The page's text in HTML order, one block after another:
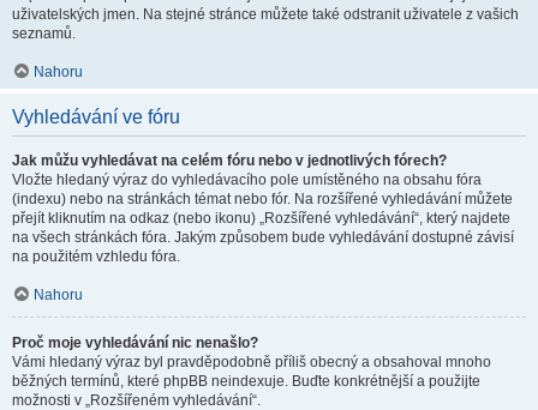
uživatelských jmen. Na stejné stránce můžete také odstranit uživatele z vašich
seznamů.
Nahoru
Vyhledávání ve fóru
Jak můžu vyhledávat na celém fóru nebo v jednotlivých fórech?
Vložte hledaný výraz do vyhledávacího pole umístěného na obsahu fóra
(indexu) nebo na stránkách témat nebo fór. Na rozšířené vyhledávání můžete
přejít kliknutím na odkaz (nebo ikonu) „Rozšířené vyhledávání“, který najdete
na všech stránkách fóra. Jakým způsobem bude vyhledávání dostupné závisí
na použitém vzhledu fóra.
Nahoru
Proč moje vyhledávání nic nenašlo?
Vámi hledaný výraz byl pravděpodobně příliš obecný a obsahoval mnoho
běžných termínů, které phpBB neindexuje. Buďte konkrétnější a použijte
možnosti v „Rozšířeném vyhledávání“.